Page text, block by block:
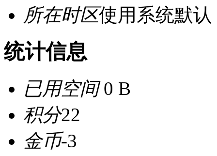
所在时区使用系统默认
统计信息
已用空间0 B
积分22
金币-3